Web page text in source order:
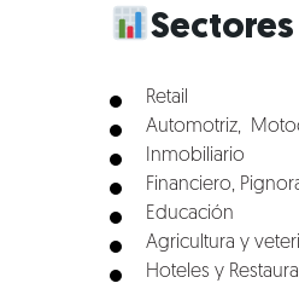
Retail
Automotriz,
Inmobiliario
Financiero,
Educación
Agricultura y
Hoteles y